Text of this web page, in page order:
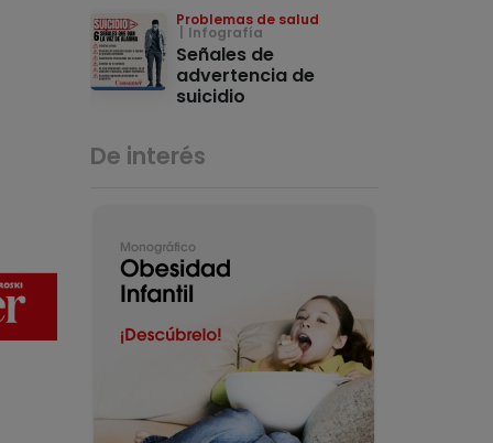
Problemas de salud
Infografía
Señales de
advertencia de
suicidio
De interés